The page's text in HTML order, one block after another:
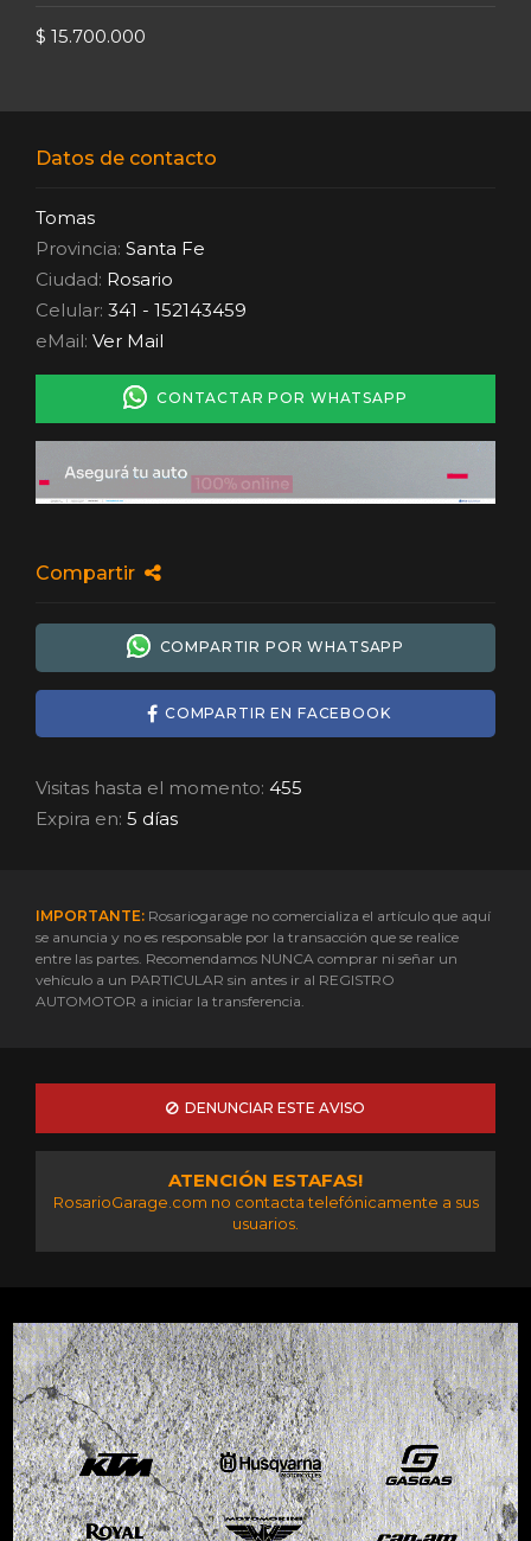
$ 15.700.000
Datos de contacto
Tomas
Provincia: Santa Fe
Ciudad: Rosario
Celular: 341 - 152143459
eMail: Ver Mail
CONTACTAR POR WHATSAPP
Compartir
COMPARTIR POR WHATSAPP
COMPARTIR EN FACEBOOK
Visitas hasta el momento: 455
Expira en: 5 días
IMPORTANTE: Rosariogarage no comercializa el artículo que aquí
se anuncia y no es responsable por la transacción que se realice
entre las partes. Recomendamos NUNCA comprar ni señar un
vehículo a un PARTICULAR sin antes ir al REGISTRO
AUTOMOTOR a iniciar la transferencia.
DENUNCIAR ESTE AVISO
ATENCIÓN ESTAFAS!
RosarioGarage.com no contacta telefónicamente a sus
usuarios.